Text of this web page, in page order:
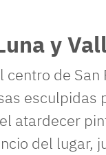
y
de San
esculpidas
atardecer
del lugar,